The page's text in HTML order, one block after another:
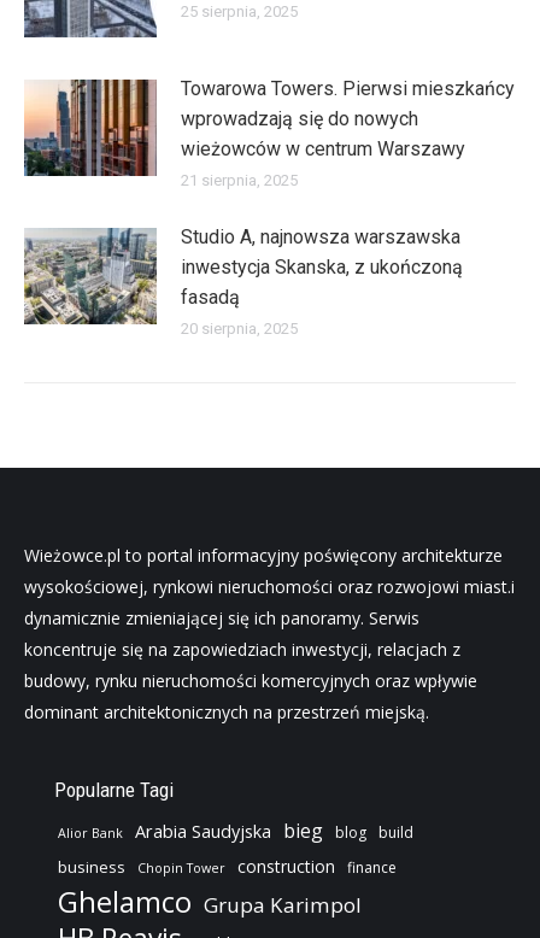
25 sierpnia, 2025
Towarowa Towers. Pierwsi mieszkańcy
wprowadzają się do nowych
wieżowców w centrum Warszawy
21 sierpnia, 2025
Studio A, najnowsza warszawska
inwestycja Skanska, z ukończoną
fasadą
20 sierpnia, 2025
Wieżowce.pl to portal informacyjny poświęcony architekturze
wysokościowej, rynkowi nieruchomości oraz rozwojowi miast.i
dynamicznie zmieniającej się ich panoramy. Serwis
koncentruje się na zapowiedziach inwestycji, relacjach z
budowy, rynku nieruchomości komercyjnych oraz wpływie
dominant architektonicznych na przestrzeń miejską.
Popularne Tagi
Alior Bank Arabia Saudyjska bieg blog build
business Chopin Tower construction finance
Ghelamco Grupa Karimpol